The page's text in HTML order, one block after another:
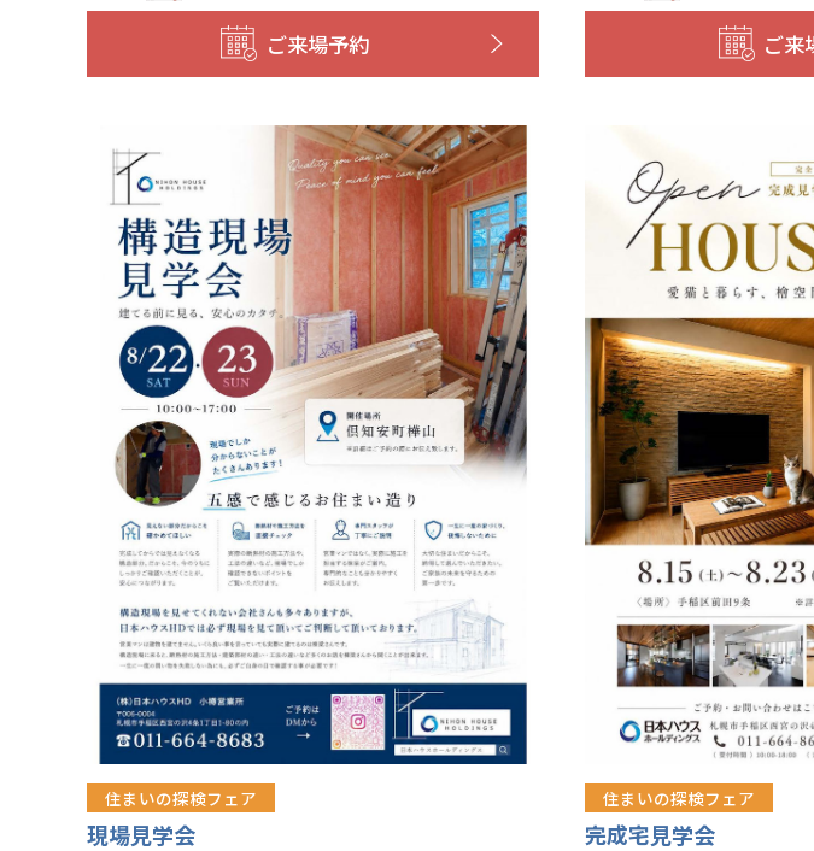
ご来場予約 ご来
住まいの探検フェア
現場見学会
住まいの探検フェア
完成宅見学会